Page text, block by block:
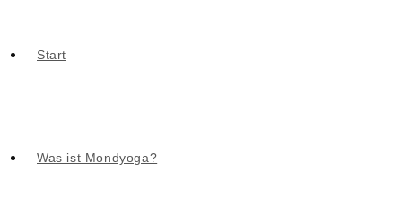
Start
Was ist Mondyoga?